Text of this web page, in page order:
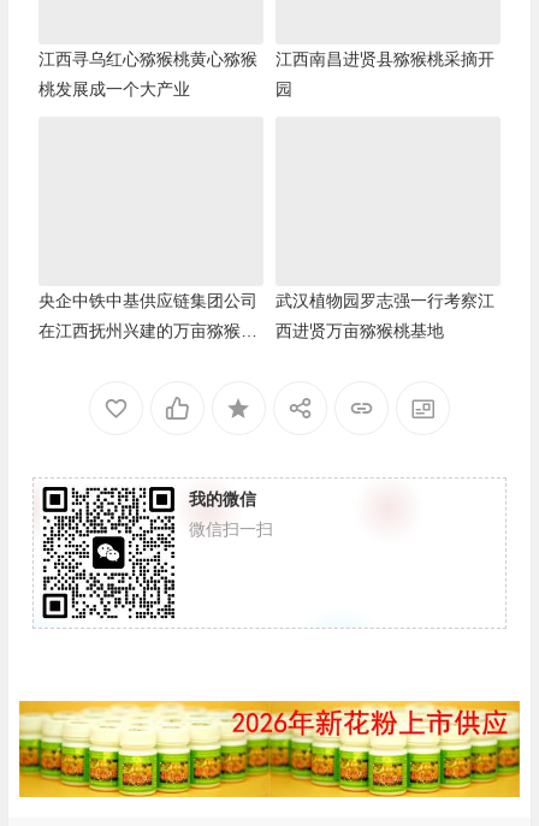
江西寻乌红心猕猴桃黄心猕猴
桃发展成一个大产业
江西南昌进贤县猕猴桃采摘开
园
央企中铁中基供应链集团公司
在江西抚州兴建的万亩猕猴桃
武汉植物园罗志强一行考察江
西进贤万亩猕猴桃基地
我的微信
微信扫一扫